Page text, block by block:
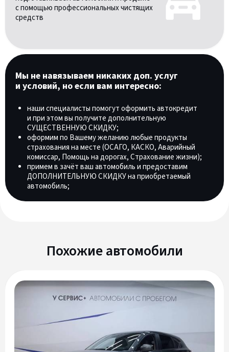
с помощью профессиональных чистящих
средств
Мы не навязываем никаких доп. услуг
и условий, но если вам интересно:
наши специалисты помогут оформить автокредит
и при этом вы получите дополнительную
СУЩЕСТВЕННУЮ СКИДКУ;
оформим по Вашему желанию любые продукты
страхования на месте (ОСАГО, КАСКО, Аварийный
комиссар, Помощь на дорогах, Страхование жизни);
примем в зачёт ваш автомобиль и предоставим
ДОПОЛНИТЕЛЬНУЮ СКИДКУ на приобретаемый
автомобиль;
Похожие автомобили